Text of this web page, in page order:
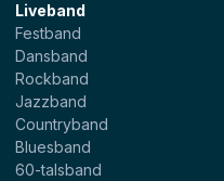
Liveband
Festband
Dansband
Rockband
Jazzband
Countryband
Bluesband
60-talsband